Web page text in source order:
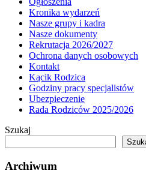
Kronika wydarzeń
Nasze grupy i kadra
Nasze dokumenty
Rekrutacja 2026/2027
Ochrona danych osobowych
Kontakt
Kącik Rodzica
Godziny pracy specjalistów
Ubezpieczenie
Rada Rodziców 2025/2026
Szukaj
Archiwum